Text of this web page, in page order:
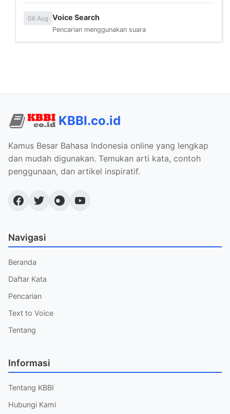
06 Aug Voice Search
Pencarian menggunakan suara
KBBI.co.id
Kamus Besar Bahasa Indonesia online yang lengkap
dan mudah digunakan. Temukan arti kata, contoh
penggunaan, dan artikel inspiratif.
Navigasi
Beranda
Daftar Kata
Pencarian
Text to Voice
Tentang
Informasi
Tentang KBBI
Hubungi Kami